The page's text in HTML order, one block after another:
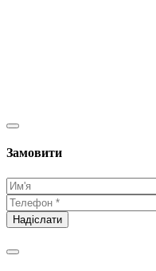
Замовити